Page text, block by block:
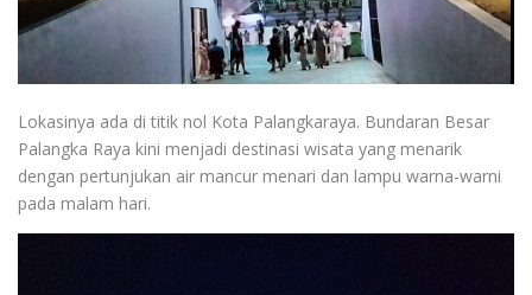
Lokasinya ada di titik nol Kota Palangkaraya. Bundaran Besar
Palangka Raya kini menjadi destinasi wisata yang menarik
dengan pertunjukan air mancur menari dan lampu warna-warni
pada malam hari.